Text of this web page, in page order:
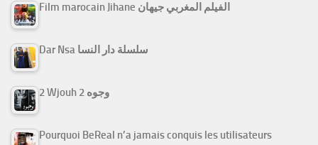
Film marocain Jihane الفيلم المغربي جيهان
Dar Nsa سلسلة دار النسا
2 Wjouh 2 وجوه
Pourquoi BeReal n’a jamais conquis les utilisateurs